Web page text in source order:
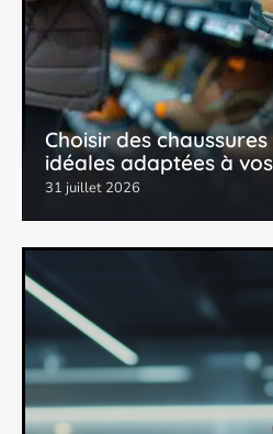
Choisir des
idéales adaptées à
31 juillet 2026